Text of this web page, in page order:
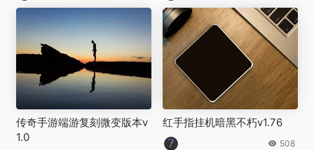
传奇手游端游复刻微变版本v
1.0
红手指挂机暗黑不朽v1.76
508